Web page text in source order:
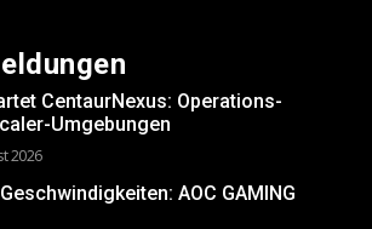
CentaurNexus: Operations-
Umgebungen
2026
AOC GAMING